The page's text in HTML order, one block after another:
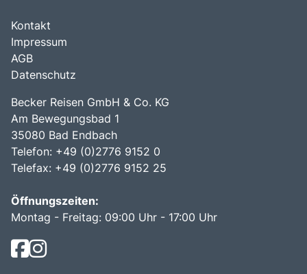
Kontakt
Impressum
AGB
Datenschutz
Becker Reisen GmbH & Co. KG
Am Bewegungsbad 1
35080 Bad Endbach
Telefon: +49 (0)2776 9152 0
Telefax: +49 (0)2776 9152 25
Öffnungszeiten:
Montag - Freitag: 09:00 Uhr - 17:00 Uhr